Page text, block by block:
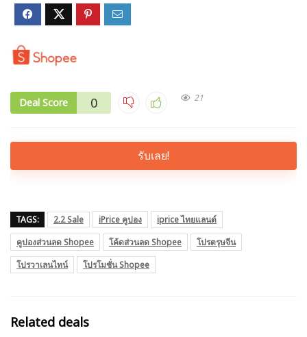
Deal Score 0 21
รับเลย!
TAGS: 2.2 Sale iPrice คูปอง
iprice ไทยแลนด์
คูปองส่วนลด Shopee
โค้ดส่วนลด Shopee
โปรตรุษจีน
โปรวาเลนไทน์
โปรโมชั่น Shopee
Related deals